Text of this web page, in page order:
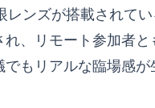
ンズが搭載されて
、リモート参加者
もリアルな臨場感